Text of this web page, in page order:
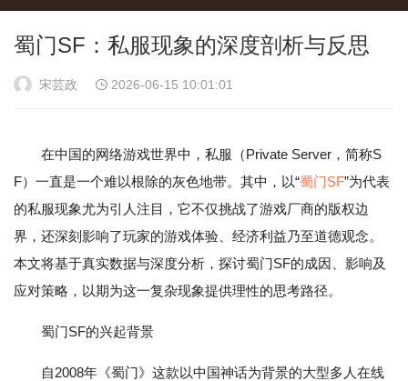
蜀门SF：私服现象的深度剖析与反思
宋芸政 2026-06-15 10:01:01
在中国的网络游戏世界中，私服（Private Server，简称S
F）一直是一个难以根除的灰色地带。其中，以“蜀门SF”为代表
的私服现象尤为引人注目，它不仅挑战了游戏厂商的版权边
界，还深刻影响了玩家的游戏体验、经济利益乃至道德观念。
本文将基于真实数据与深度分析，探讨蜀门SF的成因、影响及
应对策略，以期为这一复杂现象提供理性的思考路径。
蜀门SF的兴起背景
自2008年《蜀门》这款以中国神话为背景的大型多人在线